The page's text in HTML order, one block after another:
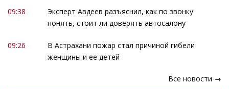
09:38
Эксперт Авдеев разъяснил, как по звонку
понять, стоит ли доверять автосалону
09:26
В Астрахани пожар стал причиной гибели
женщины и ее детей
Все новости →